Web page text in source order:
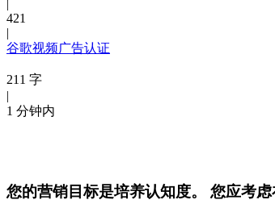
|
421
|
谷歌视频广告认证
211 字
|
1 分钟内
您的营销目标是培养认知度。 您应考